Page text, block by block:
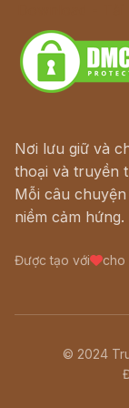
Nơi lưu giữ và
thoại và truyền
Mỗi câu
niềm cảm hứng.
Được tạo với cho
© 2024